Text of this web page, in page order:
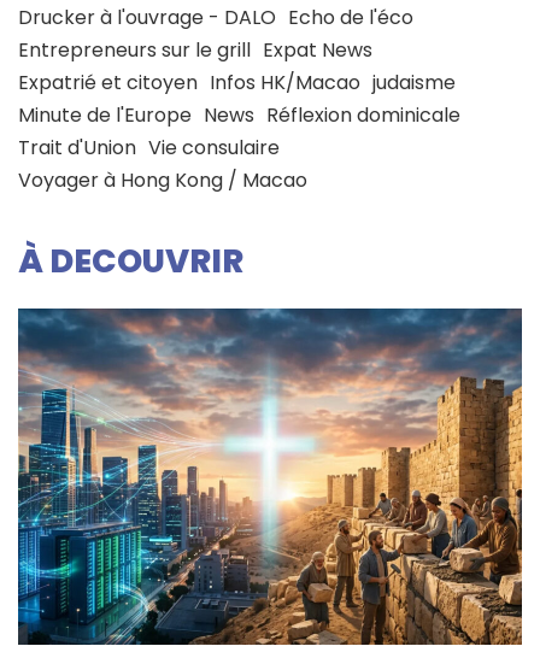
Drucker à l'ouvrage - DALO Echo de l'éco
Entrepreneurs sur le grill Expat News
Expatrié et citoyen Infos HK/Macao judaisme
Minute de l'Europe News Réflexion dominicale
Trait d'Union Vie consulaire
Voyager à Hong Kong / Macao
À DECOUVRIR